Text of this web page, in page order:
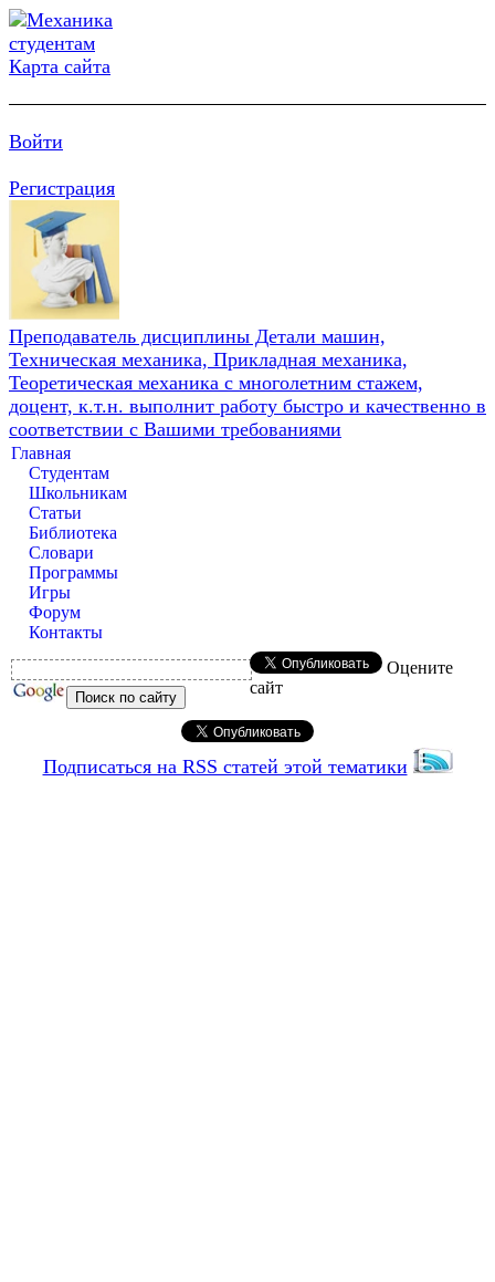
Карта сайта
Войти
Регистрация
Преподаватель дисциплины Детали машин,
Техническая механика, Прикладная механика,
Теоретическая механика с многолетним стажем,
доцент, к.т.н. выполнит работу быстро и качественно в
соответствии с Вашими требованиями
Главная
Студентам
Школьникам
Статьи
Библиотека
Словари
Программы
Игры
Форум
Контакты
Оцените
сайт
Подписаться на RSS статей этой тематики